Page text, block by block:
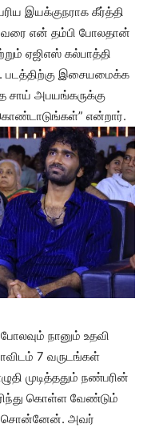
இயக்குநராக கீர்த்தி
என் தம்பி போலதான்
ஏஜிஎஸ் கல்பாத்தி
படத்திற்கு இசையமைக்க
அபயங்கருக்கு
கொண்டாடுங்கள்” என்றார்.
நானும் உதவி
7 வருடங்கள்
முடித்ததும் நண்பரின்
கொள்ள வேண்டும்
சொன்னேன். அவர்